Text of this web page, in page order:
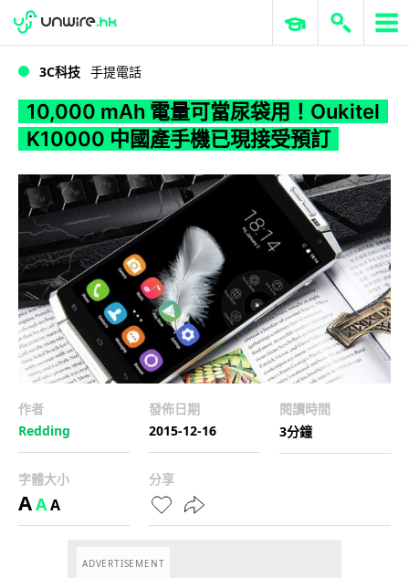
WWDC 2026 ERP 與商業 AI
3C科技 手提電話
10,000 mAh 電量可當尿袋用！Oukitel
K10000 中國產手機已現接受預訂
作者
Redding
發佈日期
2015-12-16
閱讀時間
3分鐘
字體大小
AAA
分享
ADVERTISEMENT